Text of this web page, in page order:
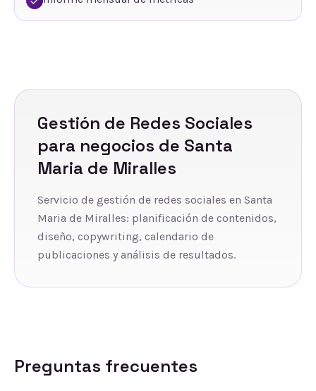
Gestión de Redes Sociales
para negocios de Santa
Maria de Miralles
Servicio de gestión de redes sociales en Santa
Maria de Miralles: planificación de contenidos,
diseño, copywriting, calendario de
publicaciones y análisis de resultados.
Preguntas frecuentes